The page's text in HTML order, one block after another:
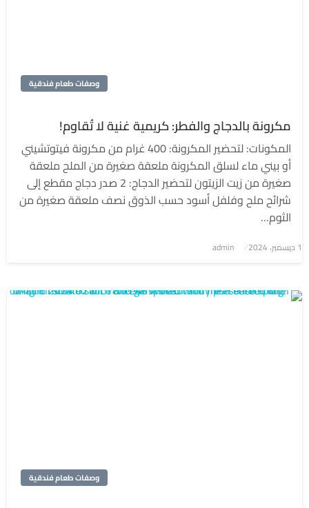
وصفات طعام فندقية
مكرونة بالدجاج والفطر: كريمية غنية لا تُقاوم!
المكونات: لتحضير المكرونة: 400 غرام من مكرونة فيتوتشيني
أو بيني ماء لسلق المكرونة ملعقة صغيرة من الملح ملعقة
صغيرة من زيت الزيتون لتحضير الدجاج: 2 صدر دجاج مقطع إلى
شرائح ملح وفلفل أسود حسب الذوق نصف ملعقة صغيرة من
الثوم…
نُشر1 ديسمبر، 2024 admin
وصفات طعام فندقية